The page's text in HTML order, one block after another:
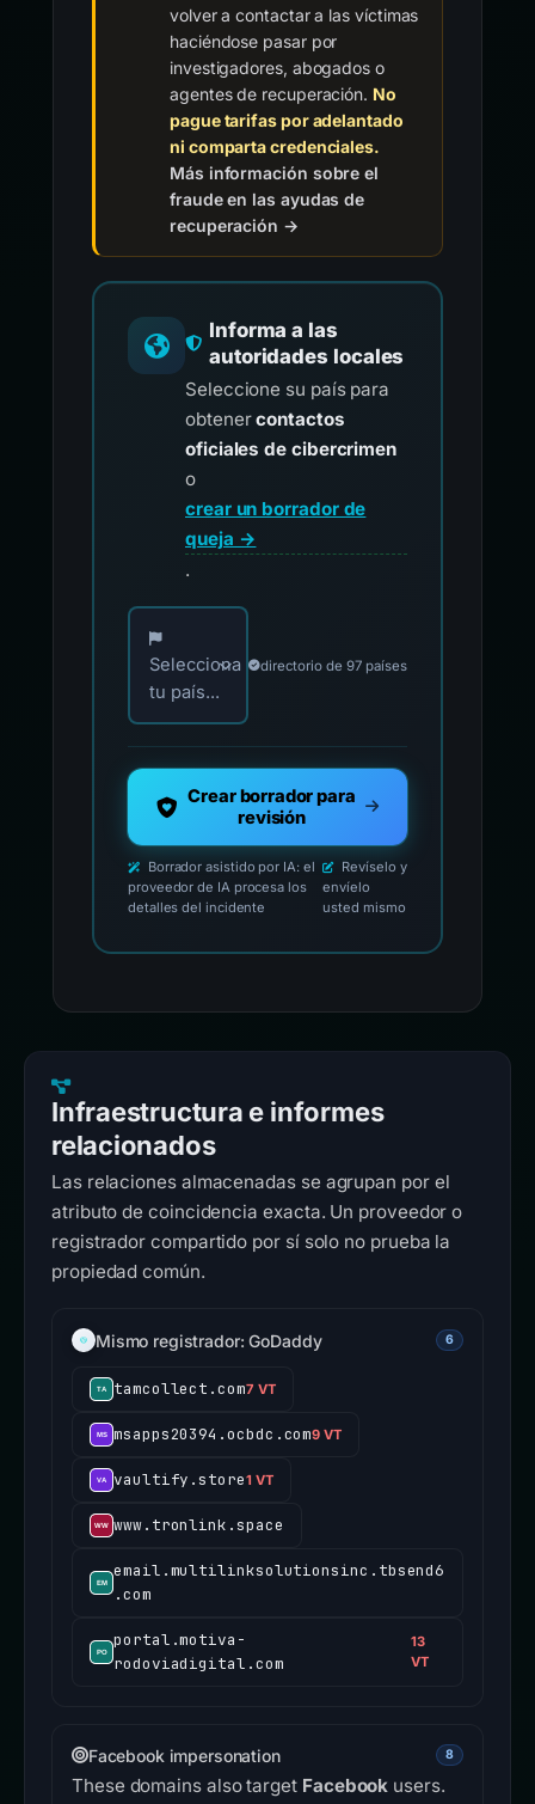
volver a contactar a las víctimas
haciéndose pasar por
investigadores, abogados o
agentes de recuperación. No
pague tarifas por adelantado
ni comparta credenciales.
Más información sobre el
fraude en las ayudas de
recuperación →
Informa a las
autoridades locales
Seleccione su país para
obtenercontactos
oficiales de cibercrimen
o
crear un borrador de
queja →
.
Elija su país para los contactos oficiales de
Selecciona
tu país...
directorio de 97 países
Crear borrador para
revisión
Borrador asistido por IA: el
proveedor de IA procesa los
detalles del incidente
Revíselo y
envíelo
usted mismo
Infraestructura e informes
relacionados
Las relaciones almacenadas se agrupan por el
atributo de coincidencia exacta. Un proveedor o
registrador compartido por sí solo no prueba la
propiedad común.
Mismo registrador: GoDaddy 6
tamcollect.com7 VT
msapps20394.ocbdc.com9 VT
vaultify.store1 VT
www.tronlink.space
email.multilinksolutionsinc.tbsend6
.com
portal.motiva-
rodoviadigital.com
13
VT
Facebook impersonation 8
These domains also target Facebook users.